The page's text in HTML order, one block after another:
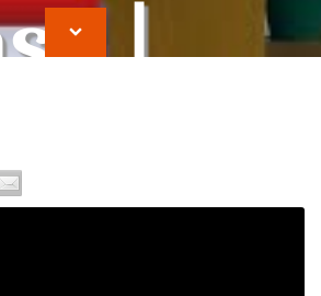
|